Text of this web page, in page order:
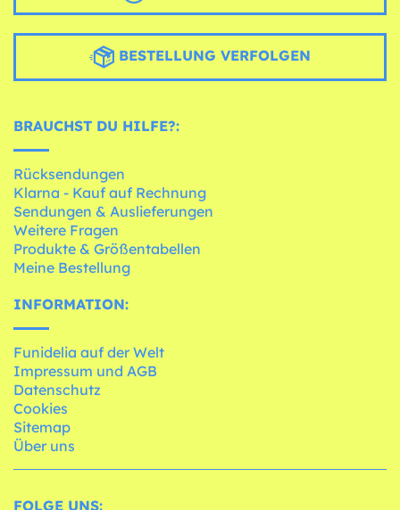
BESTELLUNG VERFOLGEN
BRAUCHST DU HILFE?:
Rücksendungen
Klarna - Kauf auf Rechnung
Sendungen & Auslieferungen
Weitere Fragen
Produkte & Größentabellen
Meine Bestellung
INFORMATION:
Funidelia auf der Welt
Impressum und AGB
Datenschutz
Cookies
Sitemap
Über uns
FOLGE UNS: